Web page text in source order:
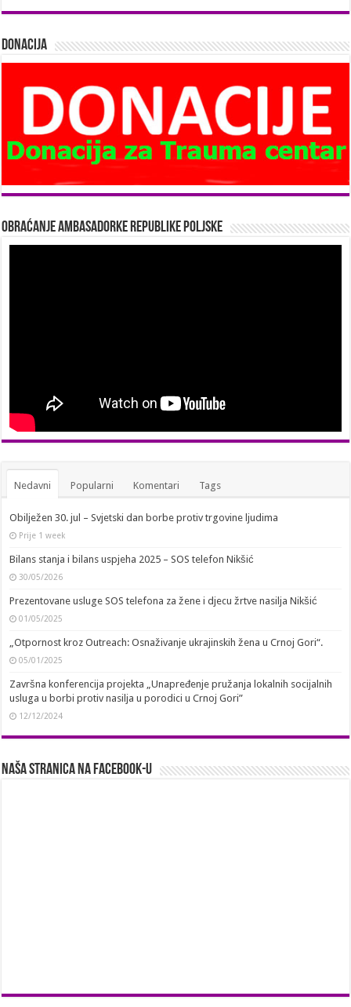
Donacija
Obraćanje Ambasadorke Republike Poljske
Nedavni Popularni Komentari Tags
Obilježen 30. jul – Svjetski dan borbe protiv trgovine ljudima
Prije 1 week
Bilans stanja i bilans uspjeha 2025 – SOS telefon Nikšić
30/05/2026
Prezentovane usluge SOS telefona za žene i djecu žrtve nasilja Nikšić
01/05/2025
„Otpornost kroz Outreach: Osnaživanje ukrajinskih žena u Crnoj Gori“.
05/01/2025
Završna konferencija projekta „Unapređenje pružanja lokalnih socijalnih
usluga u borbi protiv nasilja u porodici u Crnoj Gori”
12/12/2024
Naša stranica na Facebook-u